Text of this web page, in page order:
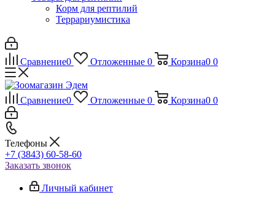
Корм для рептилий
Террариумистика
Сравнение0 Отложенные 0 Корзина0 0
Сравнение0 Отложенные 0 Корзина0 0
Телефоны
+7 (3843) 60-58-60
Заказать звонок
Личный кабинет